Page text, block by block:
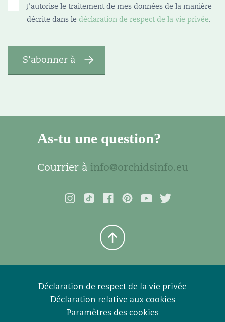
J'autorise le traitement de mes données de la manière
décrite dans le déclaration de respect de la vie privée.
As-tu une question?
Courrier à info@orchidsinfo.eu
Déclaration de respect de la vie privée
Déclaration relative aux cookies
Paramètres des cookies